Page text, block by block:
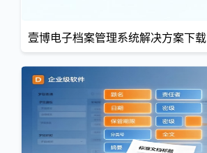
壹博电子档案管理系统解决方案下载